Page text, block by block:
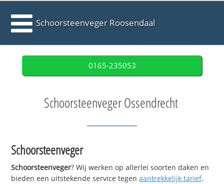
Schoorsteenveger Roosendaal
0165-235053
Schoorsteenveger Ossendrecht
Schoorsteenveger
Schoorsteenveger? Wij werken op allerlei soorten daken en
bieden een uitstekende service tegenaantrekkelijk tarief.